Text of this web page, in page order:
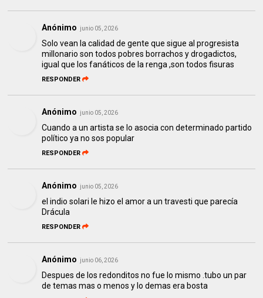
Anónimo junio 05, 2026
Solo vean la calidad de gente que sigue al progresista
millonario son todos pobres borrachos y drogadictos,
igual que los fanáticos de la renga ,son todos fisuras
RESPONDER
Anónimo junio 05, 2026
Cuando a un artista se lo asocia con determinado partido
político ya no sos popular
RESPONDER
Anónimo junio 05, 2026
el indio solari le hizo el amor a un travesti que parecía
Drácula
RESPONDER
Anónimo junio 06, 2026
Despues de los redonditos no fue lo mismo .tubo un par
de temas mas o menos y lo demas era bosta